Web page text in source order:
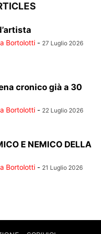
Bortolotti - 27 Luglio 2026
cronico già a 30
Bortolotti - 22 Luglio 2026
E NEMICO DELLA
Bortolotti - 21 Luglio 2026